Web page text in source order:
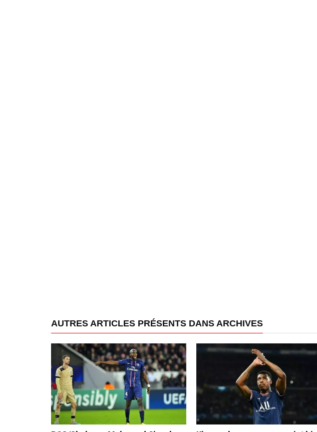
AUTRES ARTICLES PRÉSENTS DANS ARCHIVES